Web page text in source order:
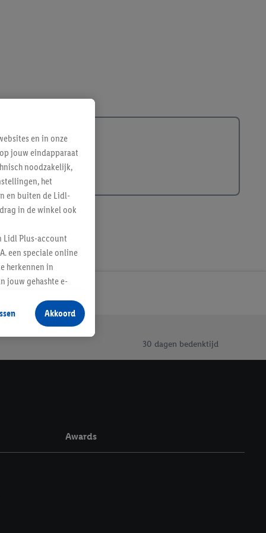
30 dagen bedenktijd
Awards
en in onze
jouw eindapparaat
noodzakelijk,
het
en buiten de Lidl-
in de winkel ook
Lidl Plus-account
een speciale online
herkennen in
jouw gehashte e-
producten waarin je
te plaatsen
verschillende
kunnen worden
vergelijkbare
in te
Akkoord